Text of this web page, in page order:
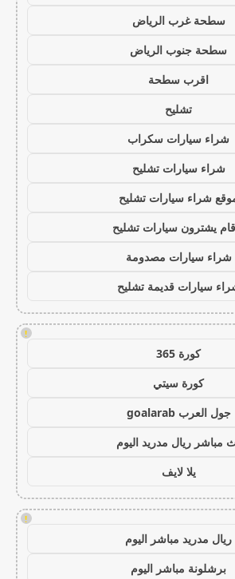
سطحة غرب الرياض
سطحة جنوب الرياض
اقرب سطحة
تشليح
شراء سيارات سكراب
شراء سيارات تشليح
شراء سيارات تشليح
يشترون سيارات تشليح
شراء سيارات مصدومة
سيارات قديمة تشليح
!
كورة 365
كورة سيتي
جول العرب goalarab
مباشر ريال مدريد اليوم
يلا لايف
!
ريال مدريد مباشر اليوم
برشلونة مباشر اليوم